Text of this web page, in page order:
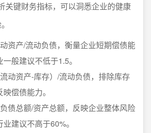
关键财务指标，可以洞悉企业的健康
资产/流动负债，衡量企业短期偿债能
般建议不低于1.5。
动资产-库存）/流动负债，排除库存
偿债能力。
债总额/资产总额，反映企业整体风险
建议不高于60%。